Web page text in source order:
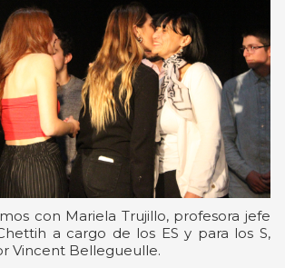
a cargo de los ES y para los S,
Vincent Bellegueulle.